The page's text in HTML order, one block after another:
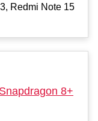
Redmi Note 15
8+